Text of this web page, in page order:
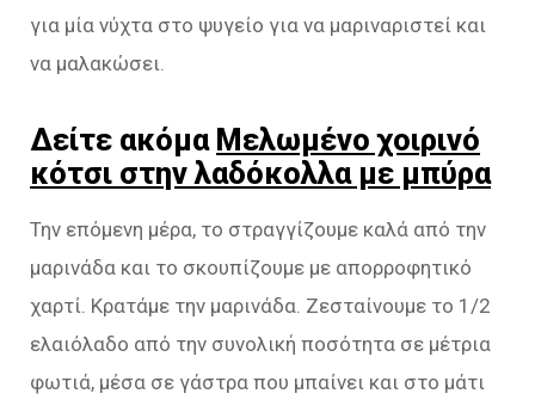
για μία νύχτα στο ψυγείο για να μαριναριστεί και
να μαλακώσει.
Δείτε ακόμα Μελωμένο χοιρινό
κότσι στην λαδόκολλα με μπύρα
Την επόμενη μέρα, το στραγγίζουμε καλά από την
μαρινάδα και το σκουπίζουμε με απορροφητικό
χαρτί. Κρατάμε την μαρινάδα. Ζεσταίνουμε το 1/2
ελαιόλαδο από την συνολική ποσότητα σε μέτρια
φωτιά, μέσα σε γάστρα που μπαίνει και στο μάτι